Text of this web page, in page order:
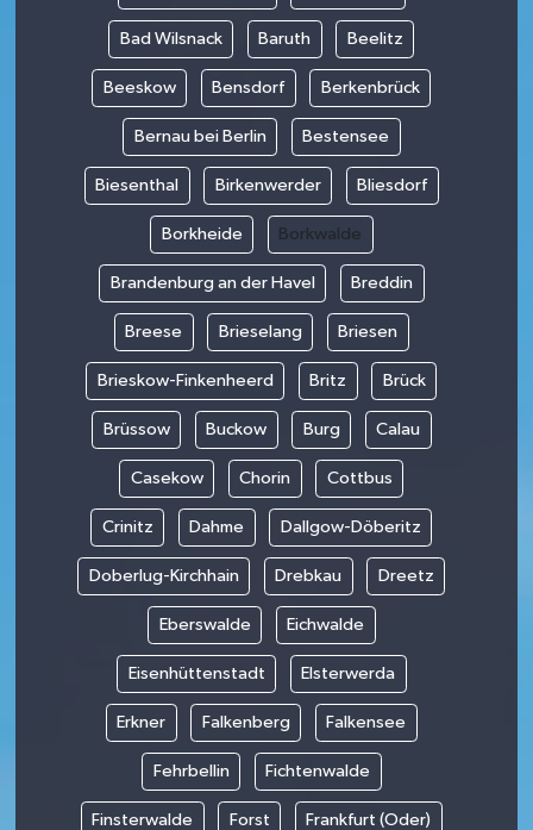
Bad Wilsnack Baruth Beelitz
Beeskow Bensdorf Berkenbrück
Bernau bei Berlin Bestensee
Biesenthal Birkenwerder Bliesdorf
Borkheide Borkwalde
Brandenburg an der Havel Breddin
Breese Brieselang Briesen
Brieskow-Finkenheerd Britz Brück
Brüssow Buckow Burg Calau
Casekow Chorin Cottbus
Crinitz Dahme Dallgow-Döberitz
Doberlug-Kirchhain Drebkau Dreetz
Eberswalde Eichwalde
Eisenhüttenstadt Elsterwerda
Erkner Falkenberg Falkensee
Fehrbellin Fichtenwalde
Finsterwalde Forst Frankfurt (Oder)